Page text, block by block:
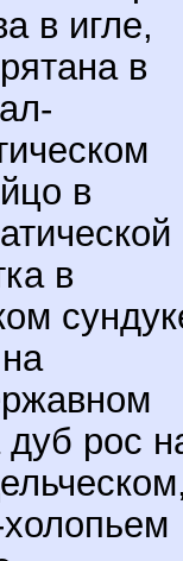
в игле,
в
в
в
дуб рос